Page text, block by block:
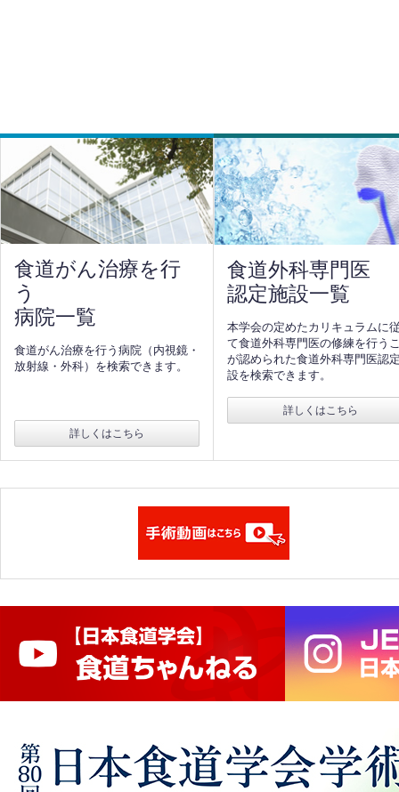
食道がん治療を行
う
病院一覧
食道がん治療を行う病院（内視鏡・
放射線・外科）を検索できます。
詳しくはこちら
食道外科専門医
認定施設一覧
本学会の定めたカリキュラムに
て食道外科専門医の修練を行う
が認められた食道外科専門医認
設を検索できます。
詳しくはこちら